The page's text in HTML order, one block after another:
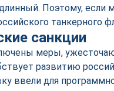
Поэтому, если
танкерного
санкции
меры,
развитию
ввели для